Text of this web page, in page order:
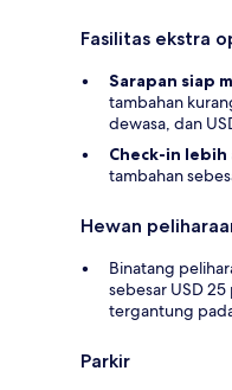
Fasilitas ekstra
Sarapan siap
tambahan
dewasa, dan
Check-in lebih
tambahan
Hewan
Binatang
sebesar USD
tergantung
Parkir